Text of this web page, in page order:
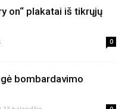
on“ plakatai iš tikrųjų
0
bombardavimo